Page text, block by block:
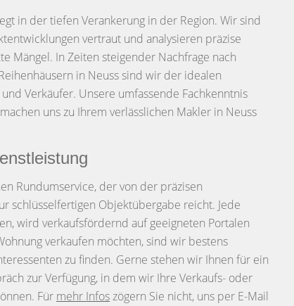
in der tiefen Verankerung in der Region. Wir sind
vertraut und analysieren präzise
Mängel. In Zeiten steigender Nachfrage nach
in Neuss sind wir der idealen
Verkäufer. Unsere umfassende Fachkenntnis
uns zu Ihrem verlässlichen Makler in Neuss
Rundumservice, der von der präzisen
schlüsselfertigen Objektübergabe reicht. Jede
wird verkaufsfördernd auf geeigneten Portalen
verkaufen möchten, sind wir bestens
zu finden. Gerne stehen wir Ihnen für ein
zur Verfügung, in dem wir Ihre Verkaufs- oder
Für mehr Infoszögern Sie nicht, uns per E-Mail